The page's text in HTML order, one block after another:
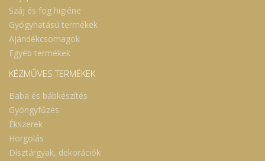
Száj és fog higiéne
Gyógyhatású termékek
Ajándékcsomagok
Egyéb termékek
KÉZMŰVES TERMÉKEK
Baba és bábkészítés
Gyöngyfűzés
Ékszerek
Horgolás
Dísztárgyak, dekorációk